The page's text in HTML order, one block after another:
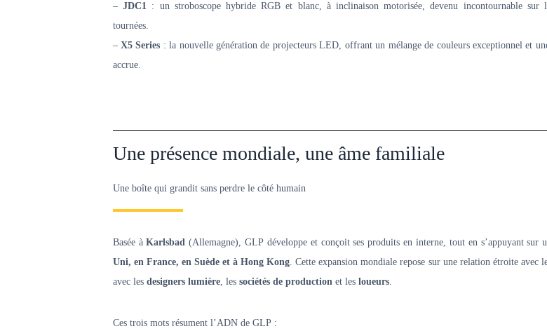
–JDC1
: un stroboscope hybride RGB et blanc, à inclinaison motorisée, devenu incontournable sur
tournées.
–X5 Series : la nouvelle génération de projecteurs LED, offrant un mélange de couleurs exceptionnel et
accrue.
Une présence mondiale, une âme familiale
Une boîte qui grandit sans perdre le côté humain
Basée àKarlsbad (Allemagne), GLP développe et conçoit ses produits en interne, tout en s’appuyant sur
Uni, en France, en Suède et à Hong Kong. Cette expansion mondiale repose sur une relation étroite
avec lesdesigners lumière, lessociétés de production et lesloueurs.
Ces trois mots résument l’ADN de GLP :